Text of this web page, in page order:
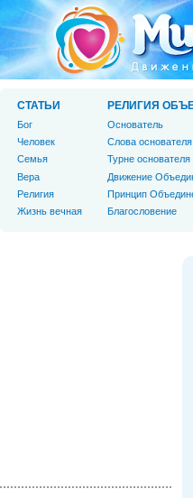
СТАТЬИ
Бог
Человек
Cемья
Вера
Религия
Жизнь вечная
РЕЛИГИЯ
Основатель
Слова основателя
Турне основателя
Движение
Принцип
Благословение